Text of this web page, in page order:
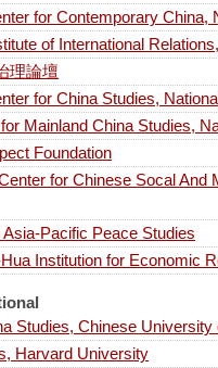
for Contemporary China,
of International
理論壇
for China Studies,
Mainland China Studies,
Foundation
for Chinese Socal And
Pacific Peace Studies
Institution for Economic
Studies, Chinese University
Harvard University